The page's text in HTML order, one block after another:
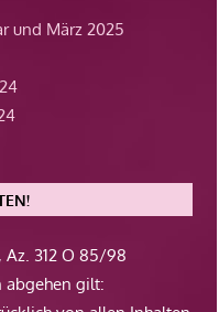
und März 2025
312 O 85/98
abgehen gilt: